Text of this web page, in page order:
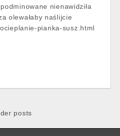
nienawidziła
olewałaby naślijcie
pianka-susz.html
posts